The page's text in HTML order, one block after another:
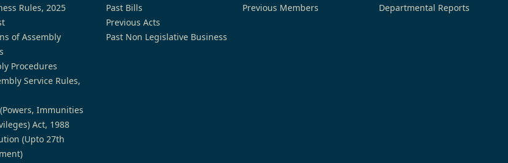
Rules, 2025
of Assembly
Procedures
Service Rules,
Immunities
Act, 1988
(Upto 27th
Past Bills
Previous Acts
Past Non Legislative Business
Previous Members
Departmental Reports